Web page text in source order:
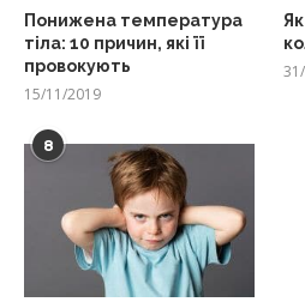
Понижена температура
тіла: 10 причин, які її
провокують
15/11/2019
8